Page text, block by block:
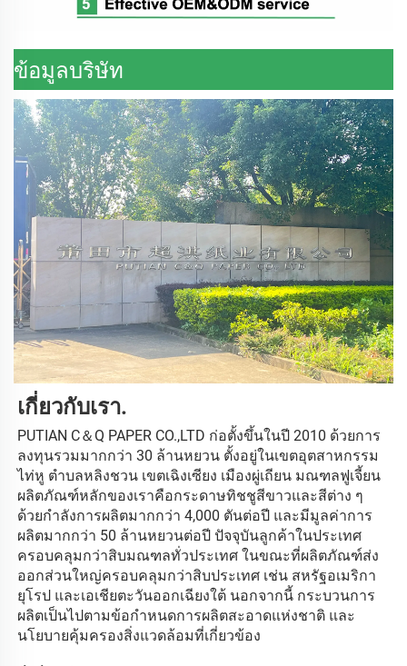
ข้อมูลบริษัท
เกี่ยวกับเรา.
PUTIAN C＆Q PAPER CO.,LTD ก่อตั้งขึ้นในปี 2010 ด้วยการ
ลงทุนรวมมากกว่า 30 ล้านหยวน ตั้งอยู่ในเขตอุตสาหกรรม
ไท่หู ตำบลหลิงชวน เขตเฉิงเซียง เมืองผู่เถียน มณฑลฟูเจี้ยน
ผลิตภัณฑ์หลักของเราคือกระดาษทิชชูสีขาวและสีต่าง ๆ
ด้วยกำลังการผลิตมากกว่า 4,000 ตันต่อปี และมีมูลค่าการ
ผลิตมากกว่า 50 ล้านหยวนต่อปี ปัจจุบันลูกค้าในประเทศ
ครอบคลุมกว่าสิบมณฑลทั่วประเทศ ในขณะที่ผลิตภัณฑ์ส่ง
ออกส่วนใหญ่ครอบคลุมกว่าสิบประเทศ เช่น สหรัฐอเมริกา
ยุโรป และเอเชียตะวันออกเฉียงใต้ นอกจากนี้ กระบวนการ
ผลิตเป็นไปตามข้อกำหนดการผลิตสะอาดแห่งชาติ และ
นโยบายคุ้มครองสิ่งแวดล้อมที่เกี่ยวข้อง